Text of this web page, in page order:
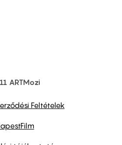
ARTMozi
Feltételek